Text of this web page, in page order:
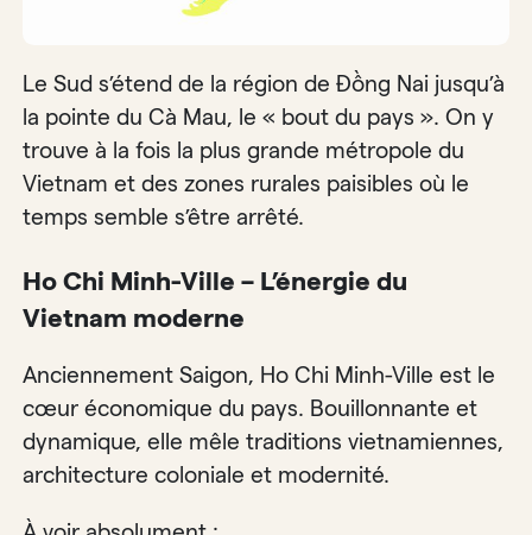
Le Sud s’étend de la région de Đồng Nai jusqu’à
la pointe du Cà Mau, le « bout du pays ». On y
trouve à la fois la plus grande métropole du
Vietnam et des zones rurales paisibles où le
temps semble s’être arrêté.
Ho Chi Minh-Ville – L’énergie du
Vietnam moderne
Anciennement Saigon, Ho Chi Minh-Ville est le
cœur économique du pays. Bouillonnante et
dynamique, elle mêle traditions vietnamiennes,
architecture coloniale et modernité.